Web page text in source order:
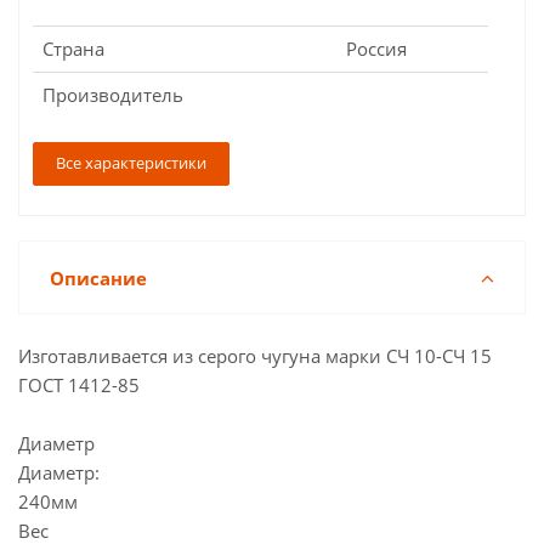
Страна
Россия
Производитель
Все характеристики
Описание
Изготавливается из серого чугуна марки СЧ 10-СЧ 15
ГОСТ 1412-85
Диаметр
Диаметр:
240мм
Вес